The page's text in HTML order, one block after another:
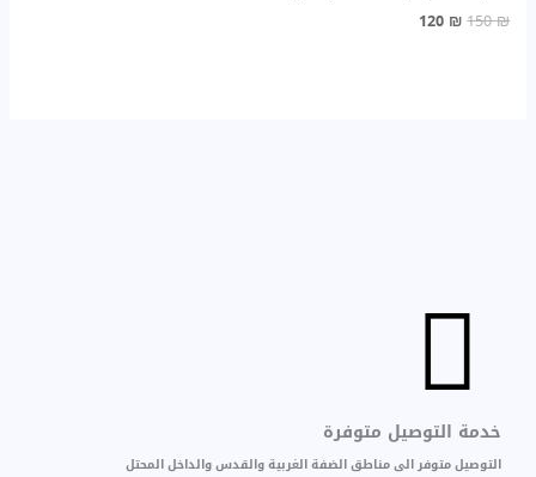
150₪
120 ₪
خدمة التوصيل متوفرة
التوصيل متوفر الى مناطق الضفة الغربية والقدس والداخل المحتل